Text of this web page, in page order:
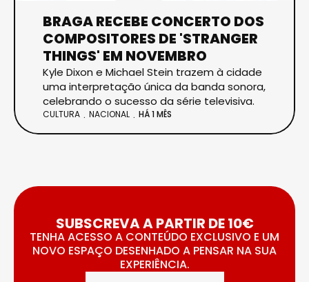
BRAGA RECEBE CONCERTO DOS
COMPOSITORES DE 'STRANGER
THINGS' EM NOVEMBRO
Kyle Dixon e Michael Stein trazem à cidade
uma interpretação única da banda sonora,
celebrando o sucesso da série televisiva.
CULTURA NACIONAL HÁ 1 MÊS
SUBSCREVA A PARTIR DE 10€
TENHA ACESSO A CONTEÚDO EXCLUSIVO E UM
NOVO ESPAÇO DESENHADO A PENSAR NA SUA
EXPERIÊNCIA.